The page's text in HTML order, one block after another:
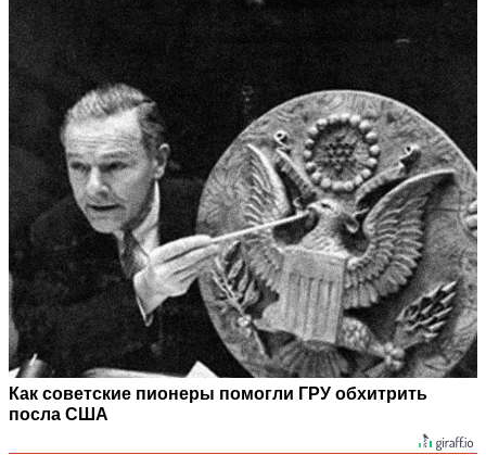
Как советские пионеры помогли ГРУ обхитрить
посла США